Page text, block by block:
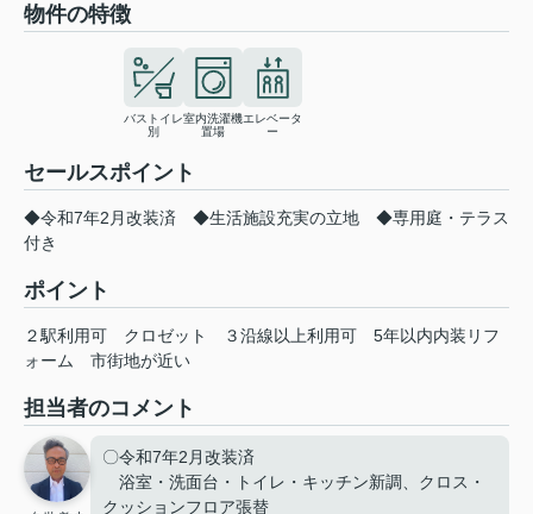
物件の特徴
バストイレ
別
室内洗濯機
置場
エレベータ
ー
セールスポイント
◆令和7年2月改装済 ◆生活施設充実の立地 ◆専用庭・テラス
付き
ポイント
２駅利用可 クロゼット ３沿線以上利用可
5年以内内装リフ
ォーム
市街地が近い
担当者のコメント
〇令和7年2月改装済
浴室・洗面台・トイレ・キッチン新調、クロス・
クッションフロア張替